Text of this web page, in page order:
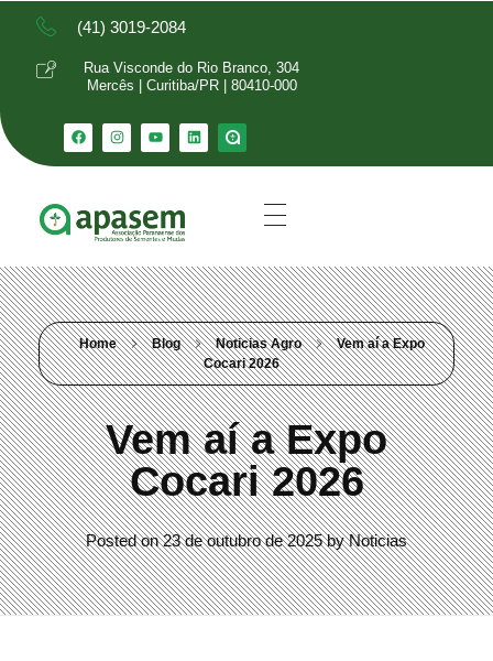
(41) 3019-2084
Rua Visconde do Rio Branco, 304
Mercês | Curitiba/PR | 80410-000
Home Blog Noticias Agro
Vem aí a Expo
Cocari 2026
Vem aí a Expo
Cocari 2026
Posted on 23 de outubro de 2025 by Noticias